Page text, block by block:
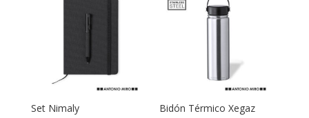
Set Nimaly Bidón Térmico Xegaz